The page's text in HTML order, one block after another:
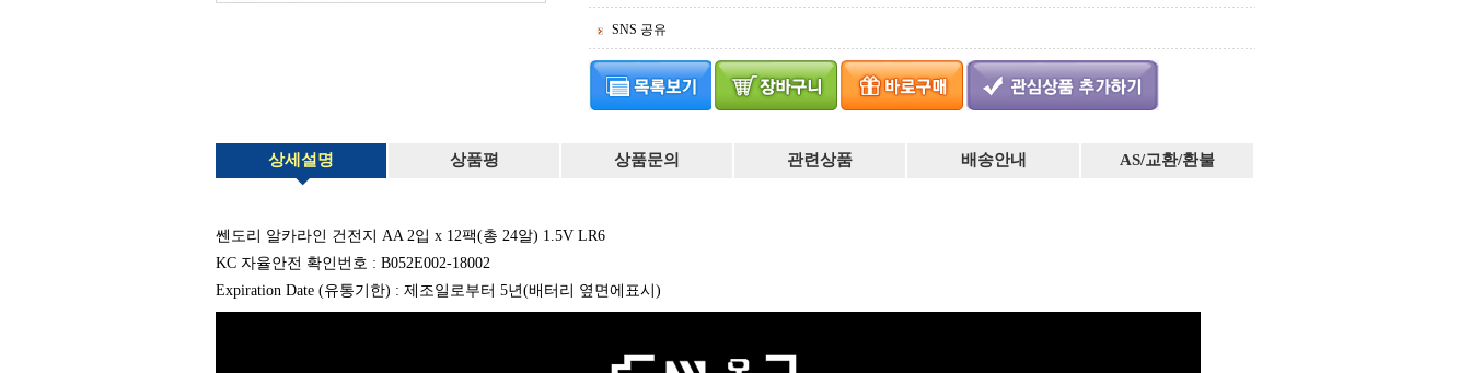
SNS 공유
상세설명 상품평 상품문의 관련상품 배송안내 AS/교환/환불
쎈도리 알카라인 건전지 AA 2입 x 12팩(총 24알) 1.5V LR6
KC 자율안전 확인번호 : B052E002-18002
Expiration Date (유통기한) : 제조일로부터 5년(배터리 옆면에표시)